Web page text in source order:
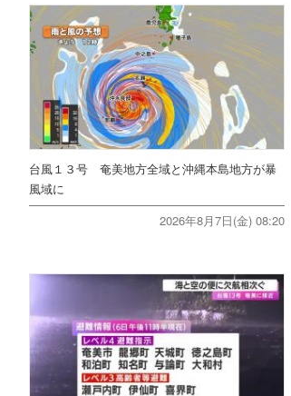
台風１３号 奄美地方全域と沖縄本島地方が暴
風域に
2026年8月7日(金) 08:20